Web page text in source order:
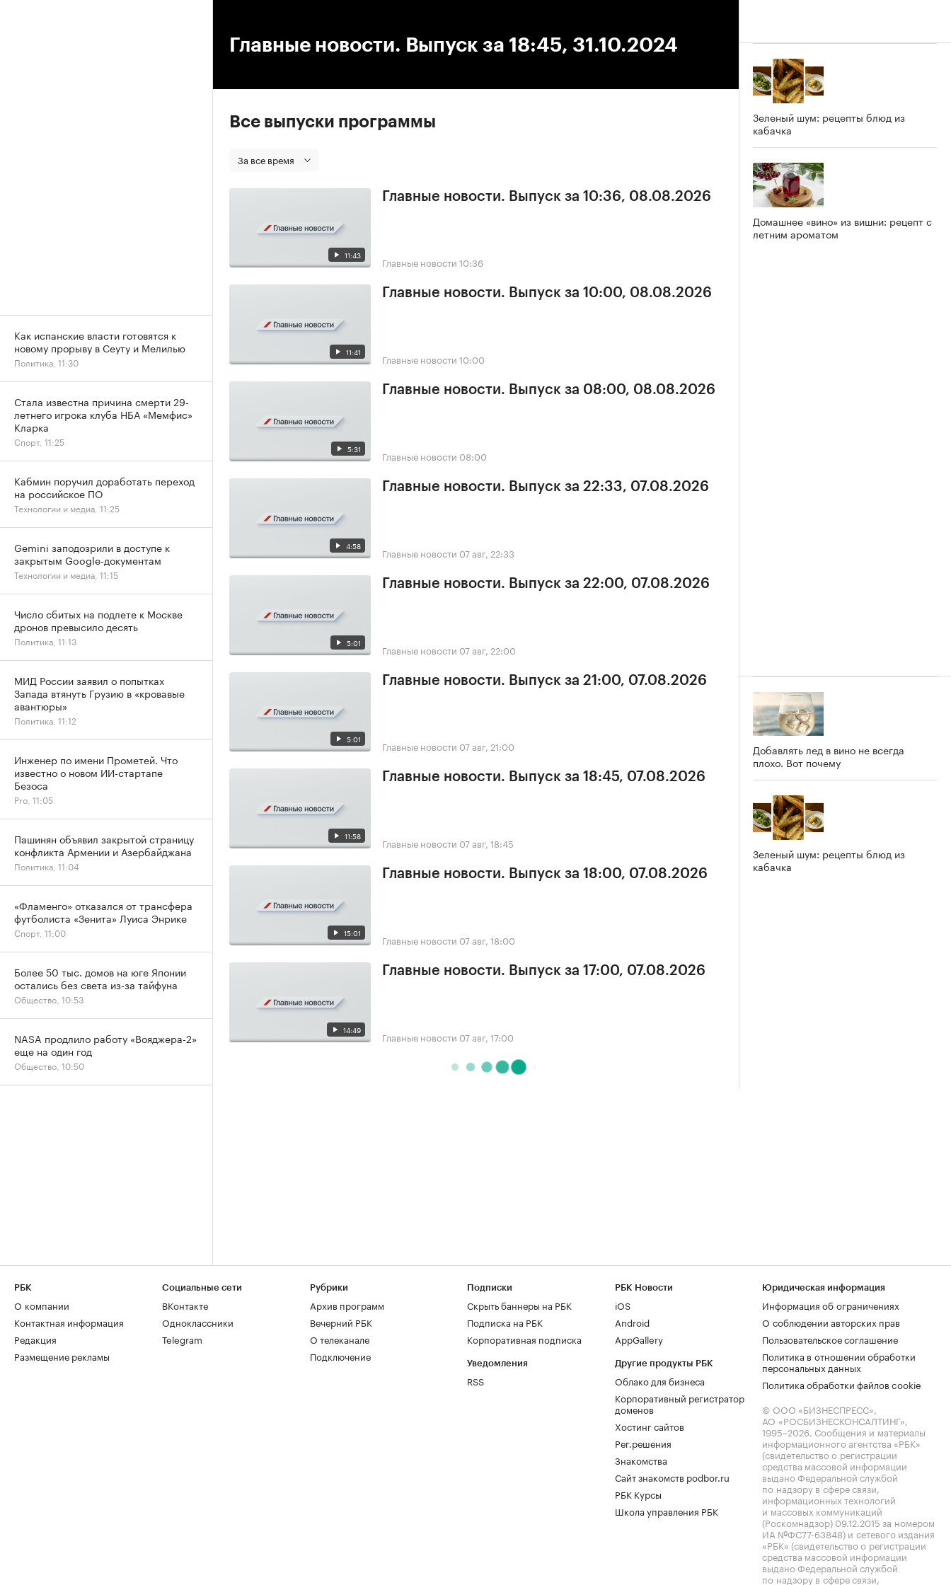
Главные новости. Выпуск за 18:45, 31.10.2024
Все выпуски программы
За все время
11:43
Главные новости. Выпуск за 10:36, 08.08.2026
Главные новости 10:36
11:41
Главные новости. Выпуск за 10:00, 08.08.2026
Главные новости 10:00
5:31
Главные новости. Выпуск за 08:00, 08.08.2026
Главные новости 08:00
4:58
Главные новости. Выпуск за 22:33, 07.08.2026
Главные новости 07 авг, 22:33
5:01
Главные новости. Выпуск за 22:00, 07.08.2026
Главные новости 07 авг, 22:00
5:01
Главные новости. Выпуск за 21:00, 07.08.2026
Главные новости 07 авг, 21:00
11:58
Главные новости. Выпуск за 18:45, 07.08.2026
Главные новости 07 авг, 18:45
15:01
Главные новости. Выпуск за 18:00, 07.08.2026
Главные новости 07 авг, 18:00
14:49
Главные новости. Выпуск за 17:00, 07.08.2026
Главные новости 07 авг, 17:00
Зеленый шум: рецепты блюд из
кабачка
Домашнее «вино» из вишни: рецепт с
летним ароматом
Добавлять лед в вино не всегда
плохо. Вот почему
Зеленый шум: рецепты блюд из
кабачка
Как испанские власти готовятся к
новому прорыву в Сеуту и Мелилью
Политика, 11:30
Стала известна причина смерти 29-
летнего игрока клуба НБА «Мемфис»
Кларка
Спорт, 11:25
Кабмин поручил доработать переход
на российское ПО
Технологии и медиа, 11:25
Gemini заподозрили в доступе к
закрытым Google-документам
Технологии и медиа, 11:15
Число сбитых на подлете к Москве
дронов превысило десять
Политика, 11:13
МИД России заявил о попытках
Запада втянуть Грузию в «кровавые
авантюры»
Политика, 11:12
Инженер по имени Прометей. Что
известно о новом ИИ-стартапе
Безоса
Pro, 11:05
Пашинян объявил закрытой страницу
конфликта Армении и Азербайджана
Политика, 11:04
«Фламенго» отказался от трансфера
футболиста «Зенита» Луиса Энрике
Спорт, 11:00
Более 50 тыс. домов на юге Японии
остались без света из-за тайфуна
Общество, 10:53
NASA продлило работу «Вояджера-2»
еще на один год
Общество, 10:50
РБК
О компании
Контактная информация
Редакция
Размещение рекламы
Социальные сети
ВКонтакте
Одноклассники
Telegram
Рубрики
Архив программ
Вечерний РБК
О телеканале
Подключение
Подписки
Скрыть баннеры на РБК
Подписка на РБК
Корпоративная подписка
Уведомления
RSS
РБК Новости
iOS
Android
AppGallery
Другие продукты РБК
Облако для бизнеса
Корпоративный регистратор
доменов
Хостинг сайтов
Рег.решения
Знакомства
Сайт знакомств podbor.ru
РБК Курсы
Школа управления РБК
Юридическая информация
Информация об ограничениях
О соблюдении авторских прав
Пользовательское соглашение
Политика в отношении обработки
персональных данных
Политика обработки файлов cookie
© ООО «БИЗНЕСПРЕСС»,
АО «РОСБИЗНЕСКОНСАЛТИНГ»,
1995–2026. Сообщения и материалы
информационного агентства «РБК»
(свидетельство о регистрации
средства массовой информации
выдано Федеральной службой
по надзору в сфере связи,
информационных технологий
и массовых коммуникаций
(Роскомнадзор) 09.12.2015 за номером
ИА №ФС77-63848) и сетевого издания
«РБК» (свидетельство о регистрации
средства массовой информации
выдано Федеральной службой
по надзору в сфере связи,